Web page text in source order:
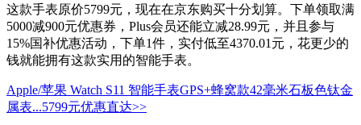
这款手表原价5799元，现在在京东购买十分划算。下单领取满
5000减900元优惠券，Plus会员还能立减28.99元，并且参与
15%国补优惠活动，下单1件，实付低至4370.01元，花更少的
钱就能拥有这款实用的智能手表。
Apple/苹果 Watch S11 智能手表GPS+蜂窝款42毫米石板色钛金
属表...5799元优惠直达>>